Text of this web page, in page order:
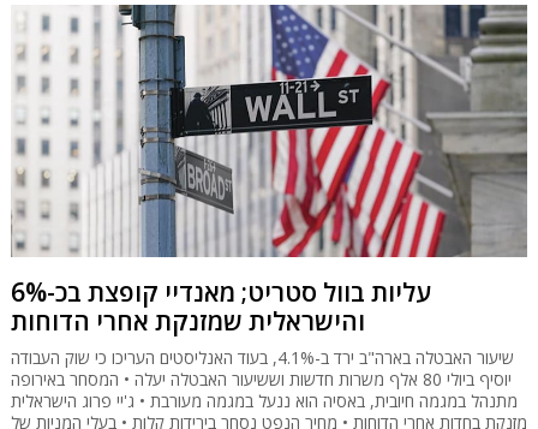
עליות בוול סטריט; מאנדיי קופצת בכ-6%
והישראלית שמזנקת אחרי הדוחות
שיעור האבטלה בארה"ב ירד ב-4.1%, בעוד האנליסטים העריכו כי שוק העבודה
יוסיף ביולי 80 אלף משרות חדשות וששיעור האבטלה יעלה • המסחר באירופה
מתנהל במגמה חיובית, באסיה הוא ננעל במגמה מעורבת • ג'יי פרוג הישראלית
מזנקת בחדות אחרי הדוחות • מחיר הנפט נסחר בירידות קלות • בעלי המניות של